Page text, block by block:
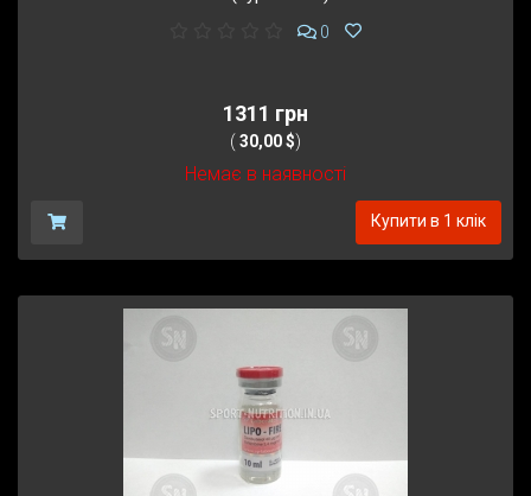
0
1311 грн
( 30,00 $)
Немає в наявності
Купити в 1 клік